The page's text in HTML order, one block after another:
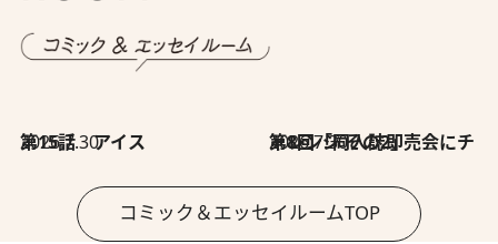
2026.7.30
第15話 アイス 2026.7.30
第8回「同人誌即売会にチャレンジ その2」
コミック＆エッセイルームTOP